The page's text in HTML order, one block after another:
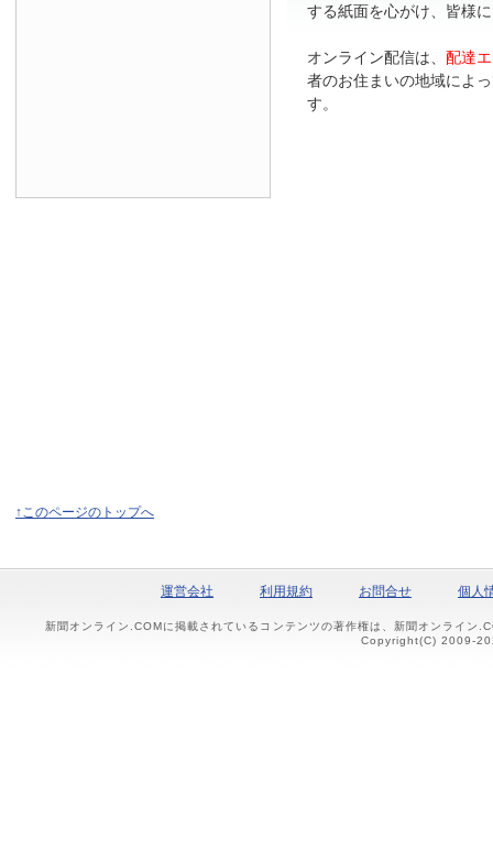
する紙面を心がけ、皆様
オンライン配信は、 配達
者のお住まいの地域によ
す。
↑このページのトップへ
運営会社 利用規約 お問合せ 個人
新聞オンライン.COMに掲載されているコンテンツの著作権は、新聞オンライン
Copyright(C) 2009-